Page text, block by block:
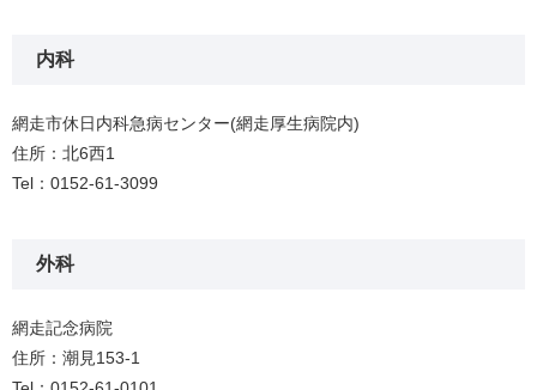
内科
網走市休日内科急病センター(網走厚生病院内)
住所：北6西1
Tel：0152-61-3099
外科
網走記念病院
住所：潮見153-1